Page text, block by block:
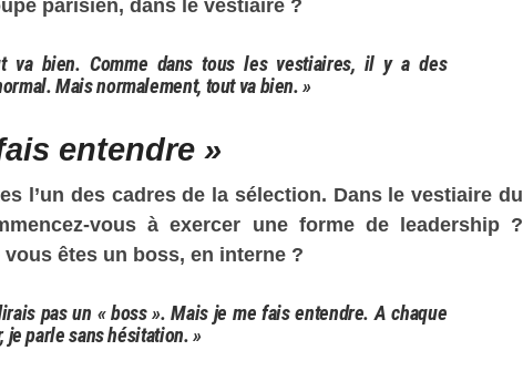
va bien. Comme dans tous les vestiaires, il y a des
Mais normalement, tout va bien. »
entendre »
l’un des cadres de la sélection. Dans le vestiaire du
vous à exercer une forme de leadership ?
êtes un boss, en interne ?
pas un « boss ». Mais je me fais entendre. A chaque
je parle sans hésitation. »